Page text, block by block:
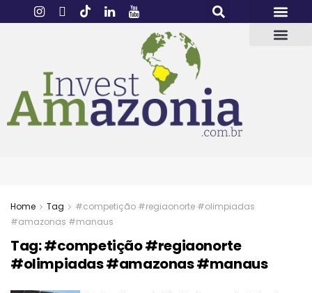
Home Tag
#competição #regiaonorte #olimpiadas
#amazonas #manaus
Tag:#competição #regiaonorte
#olimpiadas #amazonas #manaus